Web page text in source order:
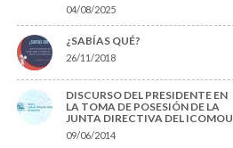
04/08/2025
¿SABÍAS QUÉ?
26/11/2018
DISCURSO DEL PRESIDENTE EN
LA TOMA DE POSESIÓN DE LA
JUNTA DIRECTIVA DEL ICOMOU
09/06/2014